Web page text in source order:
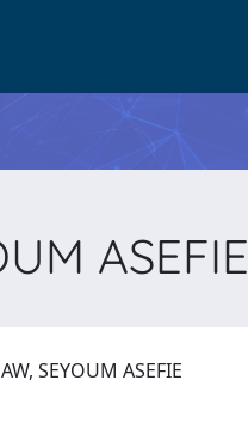
ASEFIE
SEYOUM ASEFIE